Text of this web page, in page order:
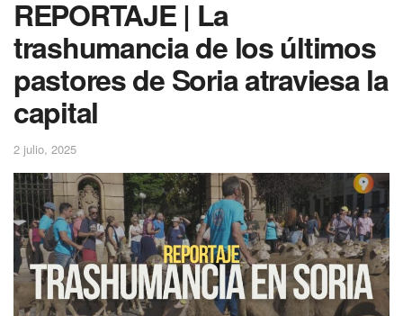
REPORTAJE | La
trashumancia de los últimos
pastores de Soria atraviesa la
capital
2 julio, 2025